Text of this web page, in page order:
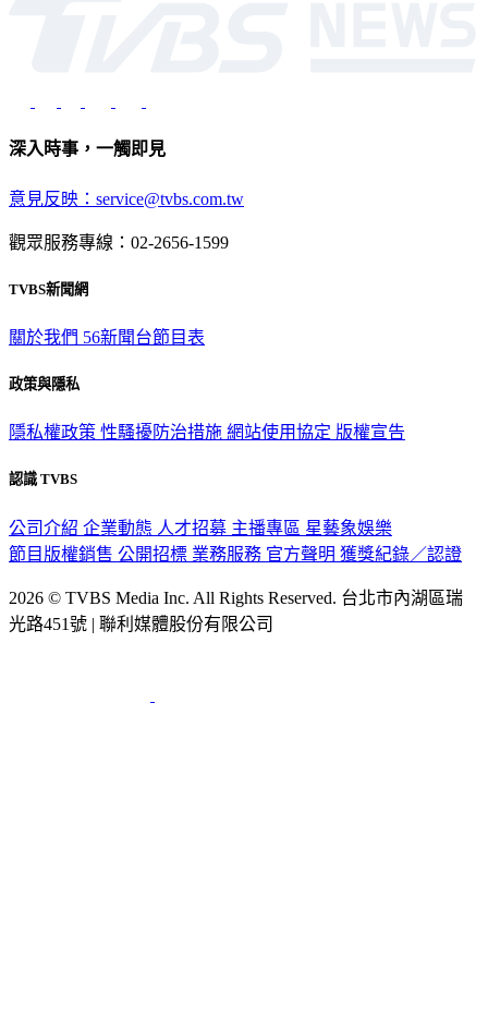
深入時事，一觸即見
意見反映：service@tvbs.com.tw
觀眾服務專線：02-2656-1599
TVBS新聞網
關於我們 56新聞台節目表
政策與隱私
隱私權政策 性騷擾防治措施 網站使用協定 版權宣告
認識 TVBS
公司介紹 企業動態 人才招募 主播專區 星藝象娛樂
節目版權銷售 公開招標 業務服務 官方聲明 獲獎紀錄／認證
2026 © TVBS Media Inc. All Rights Reserved. 台北市內湖區瑞
光路451號 | 聯利媒體股份有限公司